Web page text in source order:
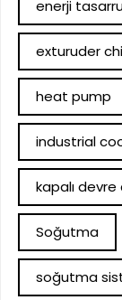
enerji
exturuder
heat pump
industrial
kapalı devre
Soğutma
soğutma